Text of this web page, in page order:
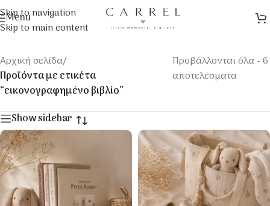
Skip to navigation
Skip to main content
Menu
Αρχική σελίδα/
Προϊόντα με ετικέτα
“εικονογραφημένο βιβλίο”
Προβάλλονται όλα - 6
αποτελέσματα
Show sidebar